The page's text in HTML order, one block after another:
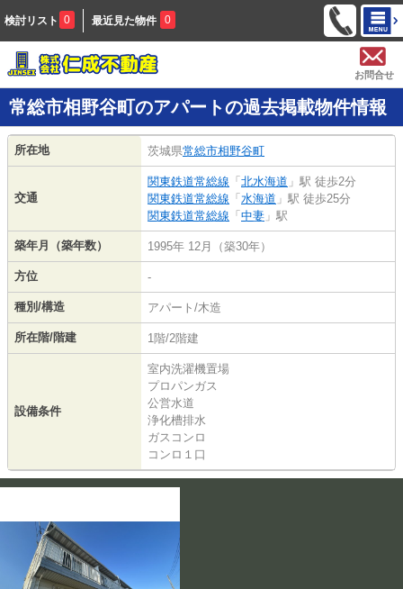
検討リスト 0 最近見た物件 0
お問合せ
常総市相野谷町のアパートの過去掲載物件情報
所在地 茨城県常総市相野谷町
交通
関東鉄道常総線 「 北水海道 」駅 徒歩2分
関東鉄道常総線 「 水海道 」駅 徒歩25分
関東鉄道常総線 「 中妻 」駅
築年月（築年数） 1995年 12月（築30年）
方位 -
種別/構造 アパート/木造
所在階/階建 1階/2階建
設備条件
室内洗濯機置場
プロパンガス
公営水道
浄化槽排水
ガスコンロ
コンロ１口